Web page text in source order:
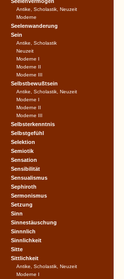
Antike, Scholastik, Neuzeit
Moderne
Seelenwanderung
Sein
Antike, Scholastik
Neuzeit
Moderne I
Moderne II
Moderne III
Selbstbewußtsein
Antike, Scholastik, Neuzeit
Moderne I
Moderne II
Moderne III
Selbsterkenntnis
Selbstgefühl
Selektion
Semiotik
Sensation
Sensibilität
Sensualismus
Sephiroth
Sermonismus
Setzung
Sinn
Sinnestäuschung
Sinnnlich
Sinnlichkeit
Sitte
Sittlichkeit
Antike, Scholastik, Neuzeit
Moderne I